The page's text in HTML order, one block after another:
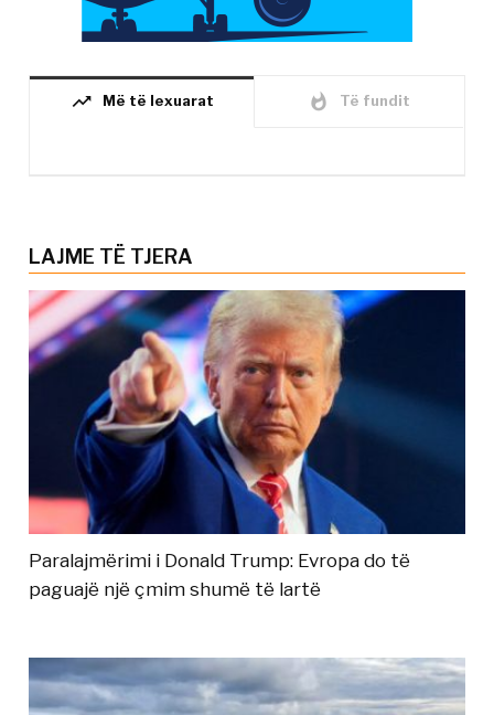
trending_up Më të lexuarat whatshot Të fundit
LAJME TË TJERA
Paralajmërimi i Donald Trump: Evropa do të
paguajë një çmim shumë të lartë